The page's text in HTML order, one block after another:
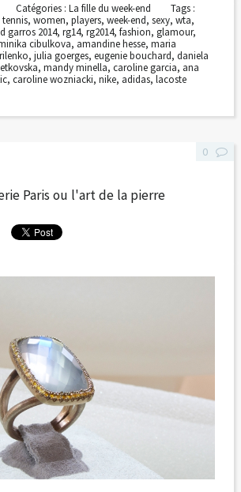
Catégories : La fille du week-end
Tags :
tennis, women, players, week-end, sexy, wta,
garros 2014, rg14, rg2014, fashion, glamour,
cibulkova, amandine hesse, maria
, julia goerges, eugenie bouchard, daniela
, mandy minella, caroline garcia, ana
, caroline wozniacki, nike, adidas, lacoste
Paris ou l'art de la pierre
0